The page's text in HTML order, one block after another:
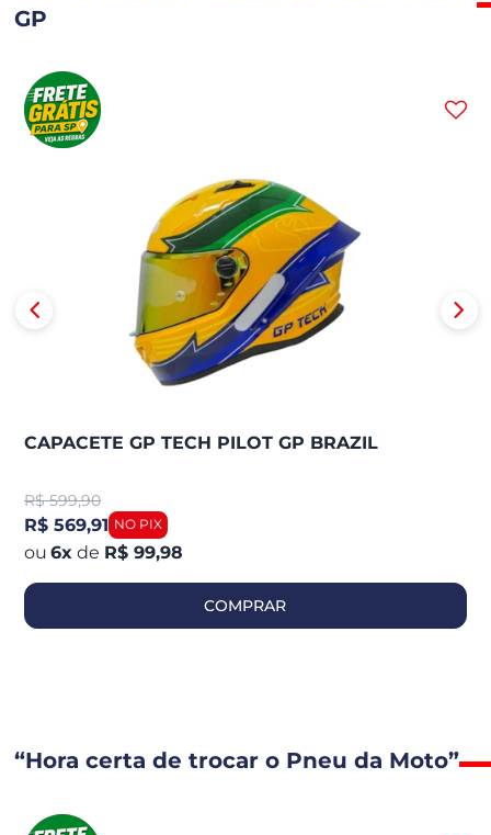
GP
CAPACETE GP TECH PILOT GP BRAZIL
R$ 599,90
R$ 569,91
6x de R$ 99,98
COMPRAR
“Hora certa de trocar o Pneu da Moto”